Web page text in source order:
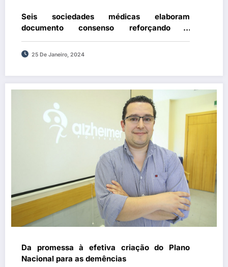
Seis sociedades médicas elaboram
documento consenso reforçando a
importância e a segurança da vacinação
contra a gripe
25 De Janeiro, 2024
Da promessa à efetiva criação do Plano
Nacional para as demências